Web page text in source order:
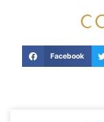
Facebook